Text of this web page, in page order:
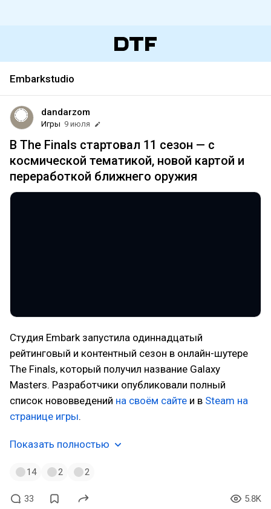
Embarkstudio
dandarzom
Игры 9 июля
В The Finals стартовал 11 сезон — c
космической тематикой, новой картой и
переработкой ближнего оружия
Студия Embark запустила одиннадцатый
рейтинговый и контентный сезон в онлайн-шутере
The Finals, который получил название Galaxy
Masters. Разработчики опубликовали полный
список нововведений на своём сайте и в Steam на
странице игры.
Показать полностью
14 2 2
33 5.8K